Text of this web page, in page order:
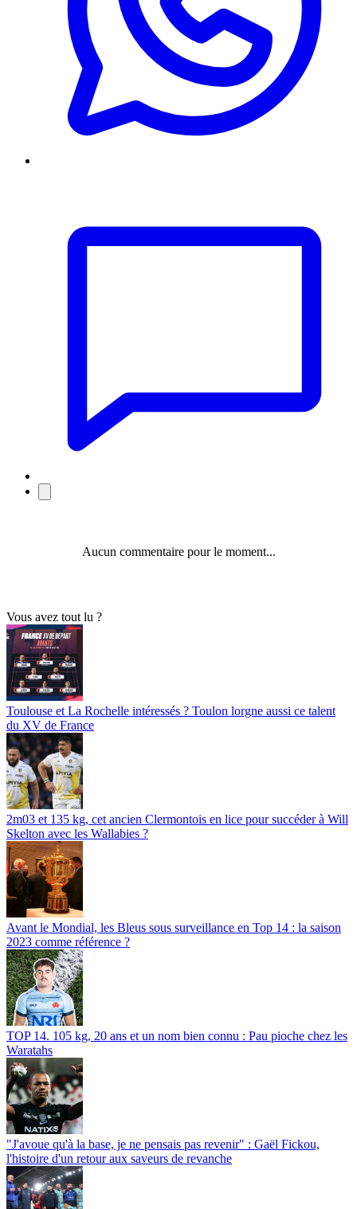
Aucun commentaire pour le moment...
Vous avez tout lu ?
Toulouse et La Rochelle intéressés ? Toulon lorgne aussi ce talent
du XV de France
2m03 et 135 kg, cet ancien Clermontois en lice pour succéder à Will
Skelton avec les Wallabies ?
Avant le Mondial, les Bleus sous surveillance en Top 14 : la saison
2023 comme référence ?
TOP 14. 105 kg, 20 ans et un nom bien connu : Pau pioche chez les
Waratahs
"J'avoue qu'à la base, je ne pensais pas revenir" : Gaël Fickou,
l'histoire d'un retour aux saveurs de revanche